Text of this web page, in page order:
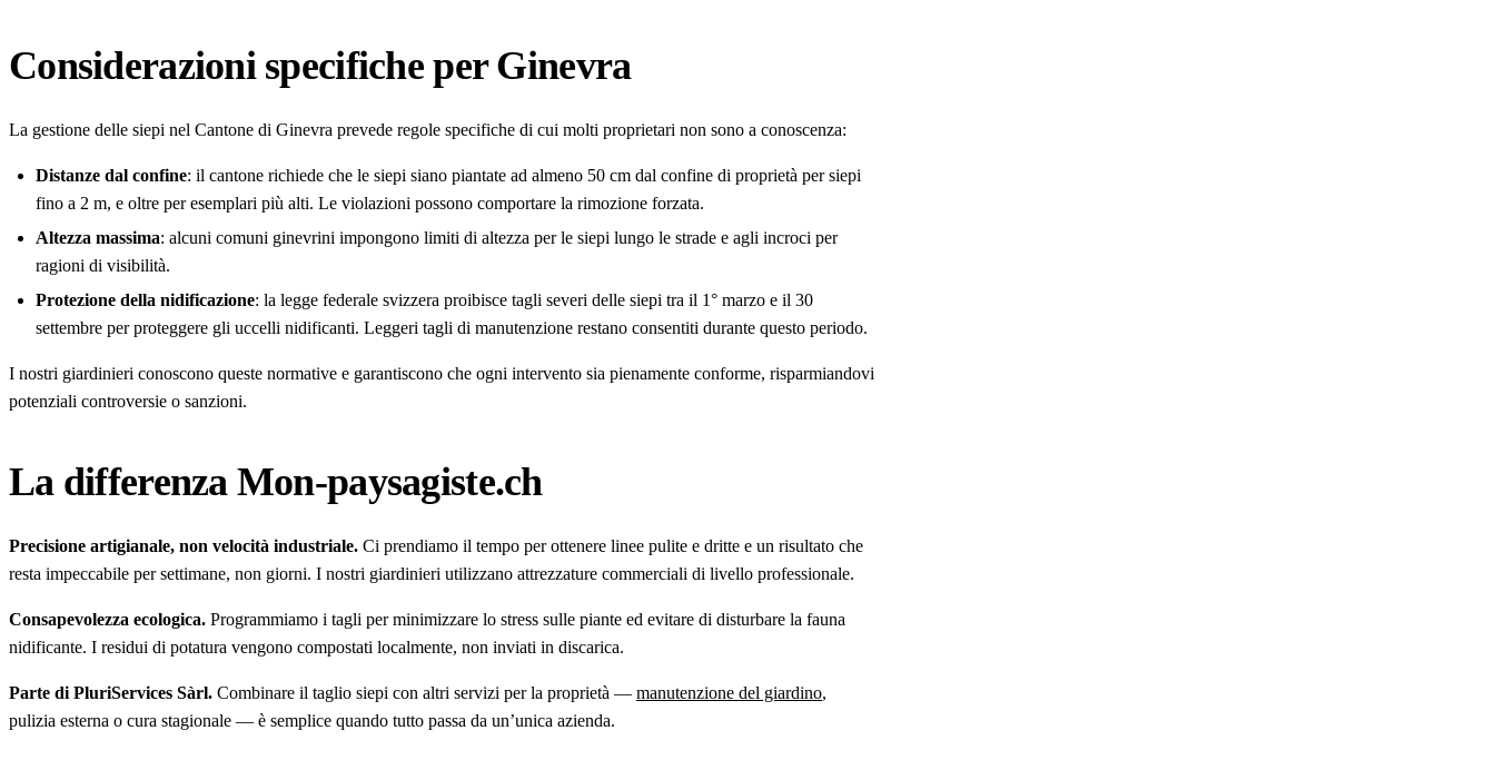
Considerazioni specifiche per Ginevra
La gestione delle siepi nel Cantone di Ginevra prevede regole specifiche di cui molti proprietari non sono a conoscenza:
Distanze dal confine: il cantone richiede che le siepi siano piantate ad almeno 50 cm dal confine di proprietà per siepi
fino a 2 m, e oltre per esemplari più alti. Le violazioni possono comportare la rimozione forzata.
Altezza massima: alcuni comuni ginevrini impongono limiti di altezza per le siepi lungo le strade e agli incroci per
ragioni di visibilità.
Protezione della nidificazione: la legge federale svizzera proibisce tagli severi delle siepi tra il 1° marzo e il 30
settembre per proteggere gli uccelli nidificanti. Leggeri tagli di manutenzione restano consentiti durante questo periodo.
I nostri giardinieri conoscono queste normative e garantiscono che ogni intervento sia pienamente conforme, risparmiandovi
potenziali controversie o sanzioni.
La differenza Mon-paysagiste.ch
Precisione artigianale, non velocità industriale. Ci prendiamo il tempo per ottenere linee pulite e dritte e un risultato che
resta impeccabile per settimane, non giorni. I nostri giardinieri utilizzano attrezzature commerciali di livello professionale.
Consapevolezza ecologica. Programmiamo i tagli per minimizzare lo stress sulle piante ed evitare di disturbare la fauna
nidificante. I residui di potatura vengono compostati localmente, non inviati in discarica.
Parte di PluriServices Sàrl. Combinare il taglio siepi con altri servizi per la proprietà — manutenzione del giardino,
pulizia esterna o cura stagionale — è semplice quando tutto passa da un’unica azienda.